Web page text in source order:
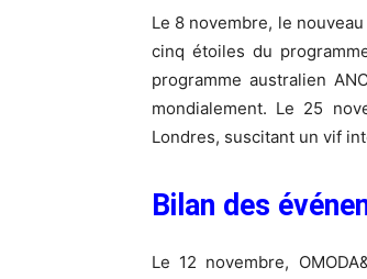
Le 8 novembre, le nouveau
cinq étoiles du
programme australien
mondialement. Le 25
Londres, suscitant un vif
Bilan des
Le 12 novembre,